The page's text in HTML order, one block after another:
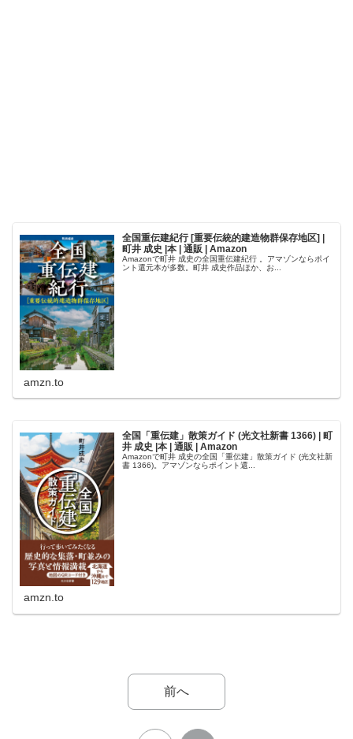
全国重伝建紀行 [重要伝統的建造物群保存地区] |
町井 成史 |本 | 通販 | Amazon
Amazonで町井 成史の全国重伝建紀行 。アマゾンならポイ
ント還元本が多数。町井 成史作品ほか、お...
amzn.to
全国「重伝建」散策ガイド (光文社新書 1366) | 町
井 成史 |本 | 通販 | Amazon
Amazonで町井 成史の全国「重伝建」散策ガイド (光文社新
書 1366)。アマゾンならポイント還...
amzn.to
前へ